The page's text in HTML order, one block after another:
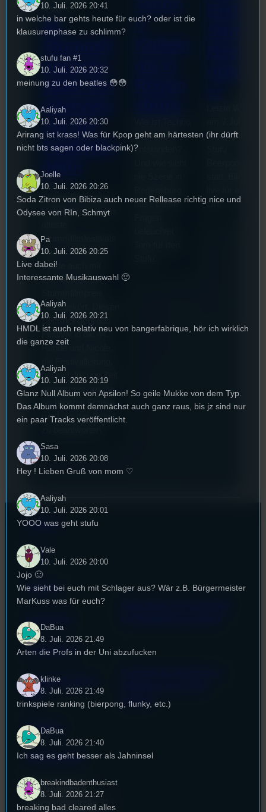
Nguyen
44.
mwoche
2026: Ein
Interview
mit der
Festivalle
iterin
Die
Stummfilmwoche in
Regensburg ist das
Stummfilmfestivals
Deutschland und
wurde auch mit
dem deutschen
2022 gekürt. Diesen
Sommer geht das
Festival in die 44.
hat sich für uns Zeit
genommen um die
wichtigsten Fragen
rund um das Event
o
überhaupt
entstanden?
aus? Diese
fand das erste
Ort!
Kontakt
FAQ
Satzung
Datenschutz
Cookie-Richtlinie
(EU)
Empfang
EPK & Presse
station!
Studentenfunk
Universitätsstraße 31
10. Juli. 2026 20:41
in welche bar gehts heute für euch? oder ist die
klausurenphase zu schlimm?
stufu fan #1
10. Juli. 2026 20:32
meinung zu den beatles 😳😳
Aaliyah
10. Juli. 2026 20:30
Arirang ist krass! Was für Kpop geht am härtesten (ihr dürft
nicht bts sagen oder blackpink)?
Joelle
10. Juli. 2026 20:26
Soda Zitron von Bibiza auch neuer Rellease richtig nice und
Odysee von RIn, Schmyt
Pa
10. Juli. 2026 20:25
Live dabei!
Interessante Musikauswahl 🙂
Aaliyah
10. Juli. 2026 20:21
HMDL ist auch relativ neu von bangerfabrique, hör ich wirklich
die ganze zeit
Aaliyah
10. Juli. 2026 20:19
Glanz Null Album von Apsilon! So geile Mukke von dem Typ.
Das Album kommt demnächst auch ganz raus, bis jz sind nur
ein paar Tracks veröffentlicht.
Sasa
10. Juli. 2026 20:08
Hey ! Lieben Gruß von mom ♡
Aaliyah
10. Juli. 2026 20:01
YOOO was geht stufu
Vale
10. Juli. 2026 20:00
Jojo 🙂
Wie sieht bei euch mit Schlager aus? Wär z.B. Bürgermeister
MarKuss was für euch?
DaBua
8. Juli. 2026 21:49
Arten die Profs in der Uni abzufucken
klinke
8. Juli. 2026 21:49
trinkspiele ranking (bierpong, flunky, etc.)
DaBua
8. Juli. 2026 21:40
Ich sag es geht besser als Jahninsel
breakindbadenthusiast
8. Juli. 2026 21:27
breaking bad cleared alles